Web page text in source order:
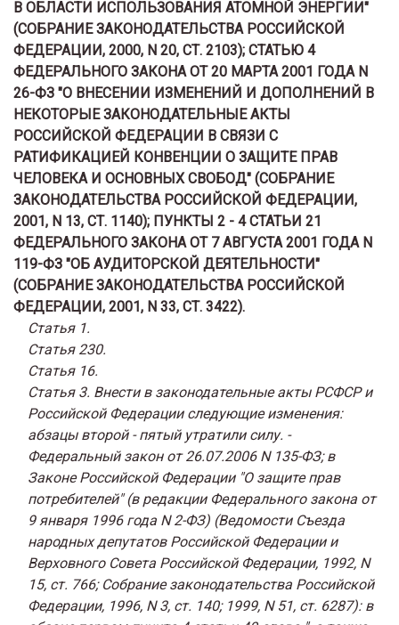
Статья 1.
Статья 230.
Статья 16.
Статья 3. Внести в законодательные акты РСФСР и
Российской Федерации следующие изменения:
абзацы второй - пятый утратили силу. -
Федеральный закон от 26.07.2006 N 135-ФЗ; в
Законе Российской Федерации "О защите прав
потребителей" (в редакции Федерального закона от
9 января 1996 года N 2-ФЗ) (Ведомости Съезда
народных депутатов Российской Федерации и
Верховного Совета Российской Федерации, 1992, N
15, ст. 766; Собрание законодательства Российской
Федерации, 1996, N 3, ст. 140; 1999, N 51, ст. 6287): в